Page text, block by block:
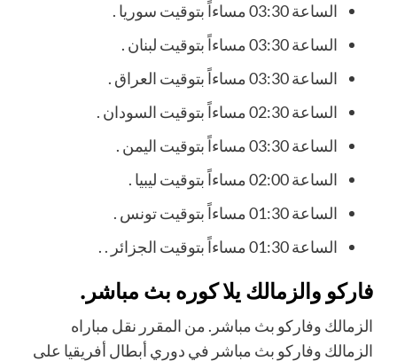
الساعة 03:30 مساءاً بتوقيت سوريا .
الساعة 03:30 مساءاً بتوقيت لبنان .
الساعة 03:30 مساءاً بتوقيت العراق .
الساعة 02:30 مساءاً بتوقيت السودان .
الساعة 03:30 مساءاً بتوقيت اليمن .
الساعة 02:00 مساءاً بتوقيت ليبيا .
الساعة 01:30 مساءاً بتوقيت تونس .
الساعة 01:30 مساءاً بتوقيت الجزائر . .
فاركو والزمالك يلا كوره بث مباشر.
الزمالك وفاركو بث مباشر. من المقرر نقل مباراه
الزمالك وفاركو بث مباشر في دوري أبطال أفريقيا على